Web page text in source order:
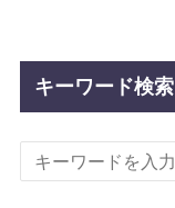
キーワード検索